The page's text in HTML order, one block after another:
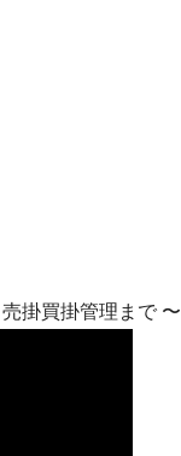
掛買掛管理まで 〜